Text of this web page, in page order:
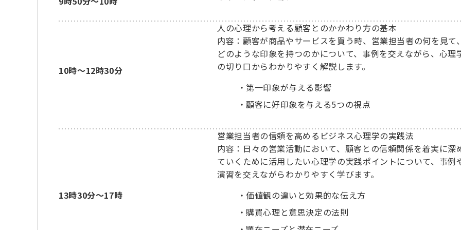
10時～12時30分
人の心理から考える顧客とのかかわり方の基本
内容：顧客が商品やサービスを買う時、営業担当者の何を見て、
どのような印象を持つのかについて、事例を交えながら、心理
の切り口からわかりやすく解説します。
第一印象が与える影響
顧客に好印象を与える5つの視点
13時30分～17時
営業担当者の信頼を高めるビジネス心理学の実践法
内容：日々の営業活動において、顧客との信頼関係を着実に深
ていくために活用したい心理学の実践ポイントについて、事例
演習を交えながらわかりやすく学びます。
価値観の違いと効果的な伝え方
購買心理と意思決定の法則